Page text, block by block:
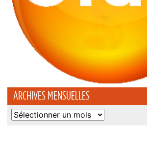
ARCHIVES MENSUELLES
Archives